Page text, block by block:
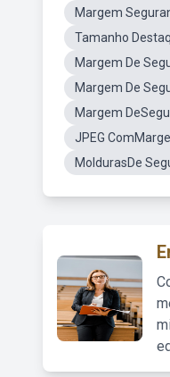
Margem
Tamanho
Margem De
Margem De
Margem
JPEG
MoldurasDe